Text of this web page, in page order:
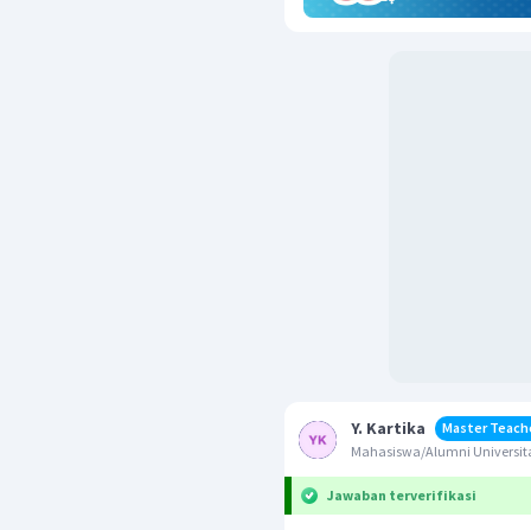
Y. Kartika
Master
Mahasiswa/Alumni
Jawaban terverifikasi